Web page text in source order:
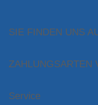
SIE FINDEN UNS
ZAHLUNGSARTEN
Service